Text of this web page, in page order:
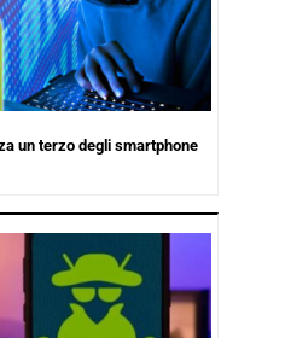
un terzo degli smartphone